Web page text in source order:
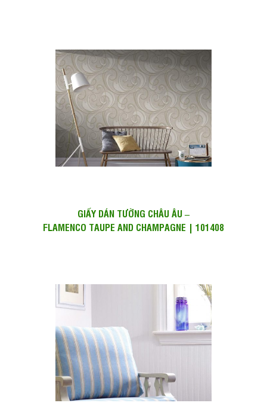
GIẤY DÁN TƯỜNG CHÂU ÂU –
FLAMENCO TAUPE AND CHAMPAGNE | 101408